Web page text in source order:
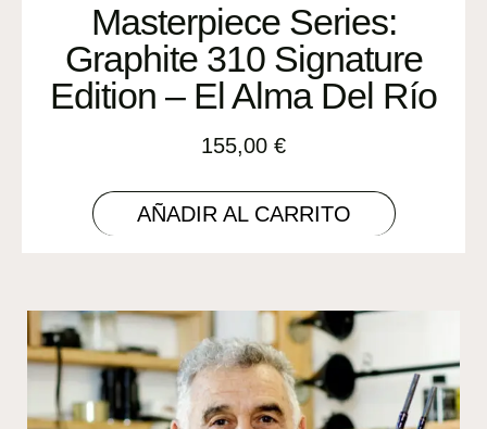
Masterpiece Series:
Graphite 310 Signature
Edition – El Alma Del Río
155,00 €
AÑADIR AL CARRITO